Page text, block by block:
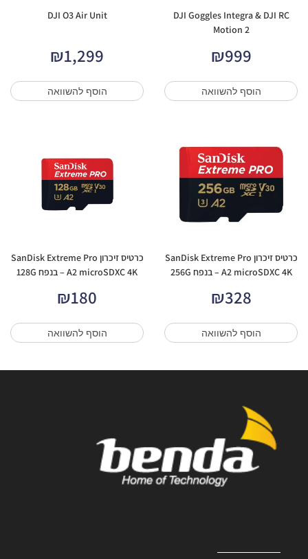
DJI Goggles Integra & DJI RC
Motion 2
₪999
הוסף להשוואה
DJI O3 Air Unit
₪1,299
הוסף להשוואה
כרטיס זיכרון SanDisk Extreme Pro
A2 microSDXC 4K – בנפח 256G
₪328
הוסף להשוואה
כרטיס זיכרון SanDisk Extreme Pro
A2 microSDXC 4K – בנפח 128G
₪180
הוסף להשוואה